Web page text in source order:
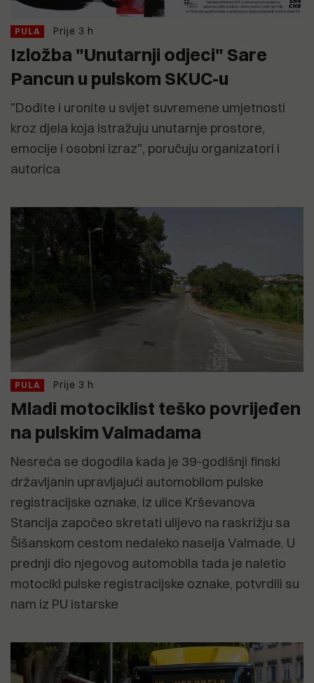
PULA Prije 3 h
Izložba "Unutarnji odjeci" Sare
Pancun u pulskom SKUC-u
"Dođite i uronite u svijet suvremene umjetnosti
kroz djela koja istražuju unutarnje prostore,
emocije i osobni izraz", poručuju organizatori i
autorica
PULA Prije 3 h
Mladi motociklist teško povrijeđen
na pulskim Valmadama
Nesreća se dogodila kada je 39-godišnji finski
državljanin upravljajući automobilom pulske
registracijske oznake, iz ulice Krševanova
Stancija započeo skretati ulijevo na raskrižju sa
Šišanskom cestom nedaleko naselja Valmade. U
prednji dio njegovog automobila tada je naletio
motocikl pulske registracijske oznake, potvrdili su
nam iz PU istarske